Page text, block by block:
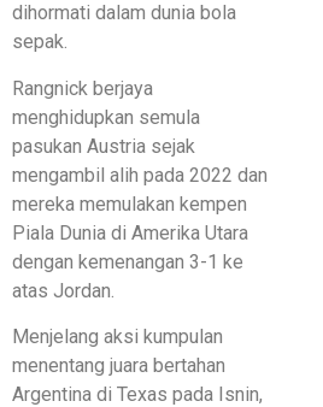
dihormati dalam dunia bola
sepak.
Rangnick berjaya
menghidupkan semula
pasukan Austria sejak
mengambil alih pada 2022 dan
mereka memulakan kempen
Piala Dunia di Amerika Utara
dengan kemenangan 3-1 ke
atas Jordan.
Menjelang aksi kumpulan
menentang juara bertahan
Argentina di Texas pada Isnin,